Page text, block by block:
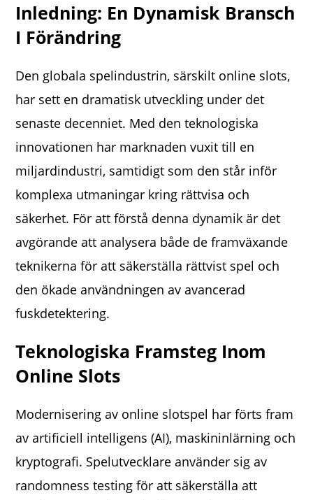
Inledning: En Dynamisk Bransch
I Förändring
Den globala spelindustrin, särskilt online slots,
har sett en dramatisk utveckling under det
senaste decenniet. Med den teknologiska
innovationen har marknaden vuxit till en
miljardindustri, samtidigt som den står inför
komplexa utmaningar kring rättvisa och
säkerhet. För att förstå denna dynamik är det
avgörande att analysera både de framväxande
teknikerna för att säkerställa rättvist spel och
den ökade användningen av avancerad
fuskdetektering.
Teknologiska Framsteg Inom
Online Slots
Modernisering av online slotspel har förts fram
av artificiell intelligens (AI), maskininlärning och
kryptografi. Spelutvecklare använder sig av
randomness testing för att säkerställa att